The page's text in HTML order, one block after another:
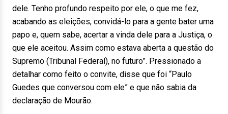
dele. Tenho profundo respeito por ele, o que me fez,
acabando as eleições, convidá-lo para a gente bater uma
papo e, quem sabe, acertar a vinda dele para a Justiça, o
que ele aceitou. Assim como estava aberta a questão do
Supremo (Tribunal Federal), no futuro”. Pressionado a
detalhar como feito o convite, disse que foi “Paulo
Guedes que conversou com ele” e que não sabia da
declaração de Mourão.